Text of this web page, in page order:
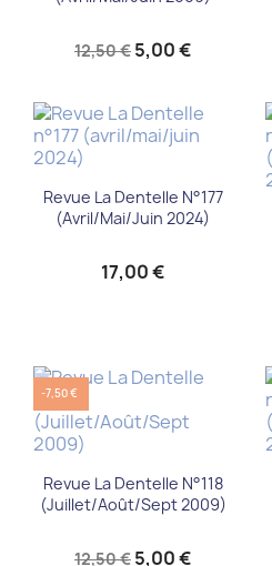
12,50 € 5,00 €
Revue La Dentelle N°177
(avril/mai/juin 2024)
17,00 €
Revue La Dentelle N°118
(Juillet/Août/Sept 2009)
12,50 € 5,00 €
-7,50 €